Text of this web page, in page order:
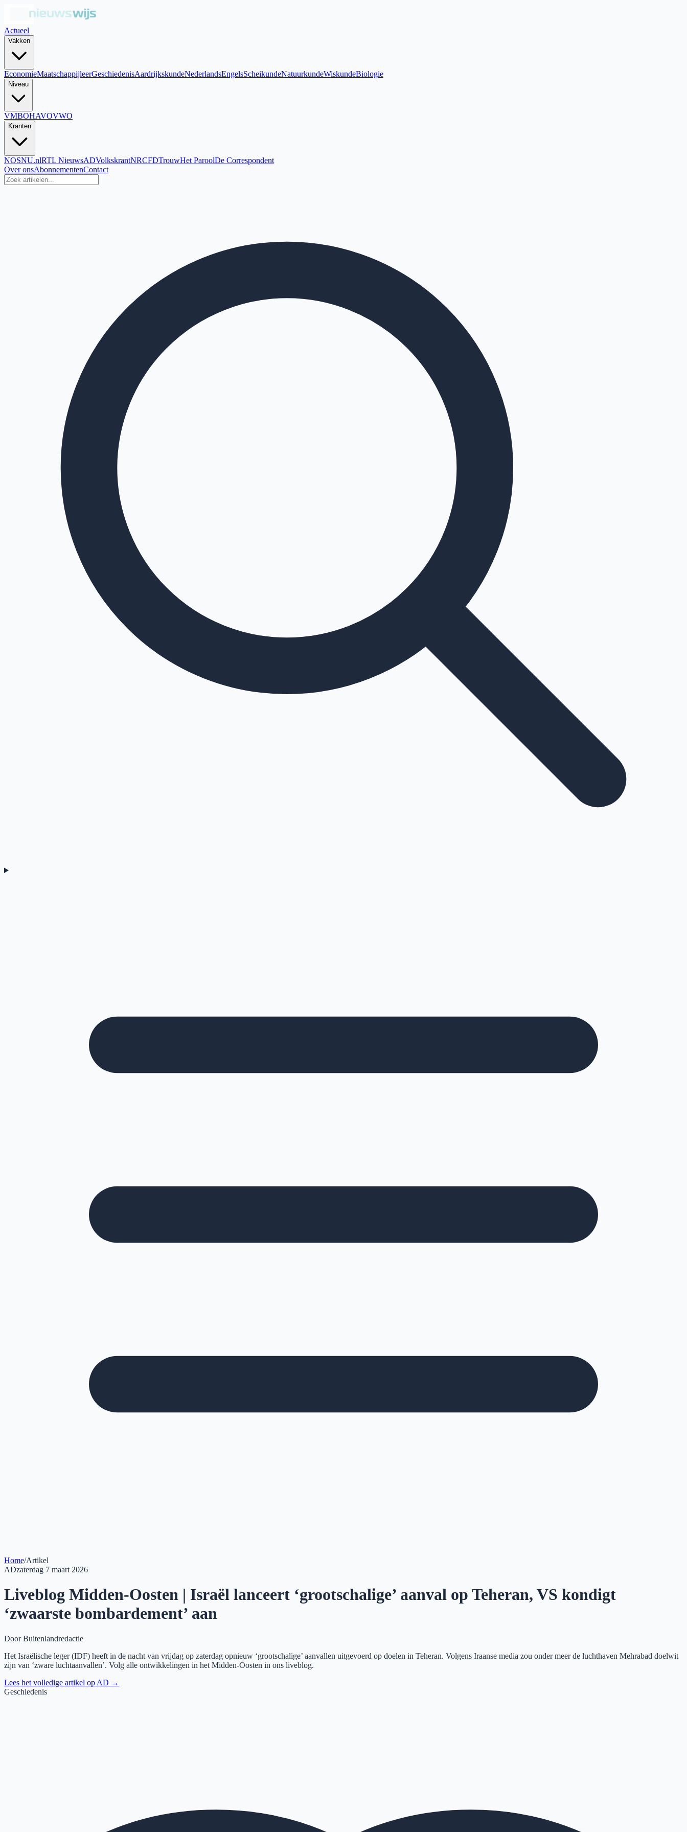
Actueel
Vakken
EconomieMaatschappijleerGeschiedenisAardrijkskundeNederlandsEngelsScheikundeNatuurkundeWiskundeBiologie
Niveau
VMBOHAVOVWO
Kranten
NOSNU.nlRTL NieuwsADVolkskrantNRCFDTrouwHet ParoolDe Correspondent
Over onsAbonnementenContact
Home/Artikel
ADzaterdag 7 maart 2026
Liveblog Midden-Oosten | Israël lanceert ‘grootschalige’ aanval op Teheran, VS kondigt
‘zwaarste bombardement’ aan
DoorBuitenlandredactie
Het Israëlische leger (IDF) heeft in de nacht van vrijdag op zaterdag opnieuw ‘grootschalige’ aanvallen uitgevoerd op doelen in Teheran. Volgens Iraanse media zou onder meer de luchthaven Mehrabad doelwit
zijn van ‘zware luchtaanvallen’. Volg alle ontwikkelingen in het Midden-Oosten in ons liveblog.
Lees het volledige artikel op AD →
Geschiedenis